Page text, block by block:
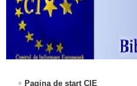
Pagina de start CIE